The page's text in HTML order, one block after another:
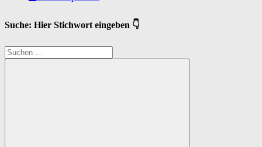
Suche: Hier Stichwort eingeben 👇
Suchen
nach: